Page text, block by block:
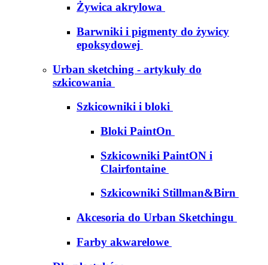
Żywica akrylowa
Barwniki i pigmenty do żywicy
epoksydowej
Urban sketching - artykuły do
szkicowania
Szkicowniki i bloki
Bloki PaintOn
Szkicowniki PaintON i
Clairfontaine
Szkicowniki Stillman&Birn
Akcesoria do Urban Sketchingu
Farby akwarelowe